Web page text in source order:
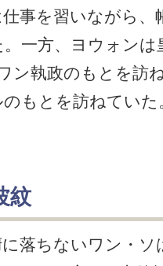
事を習いながら、
一方、ヨウォンは
ン執政のもとを訪
もとを訪ねていた
紋
落ちないワン・ソ